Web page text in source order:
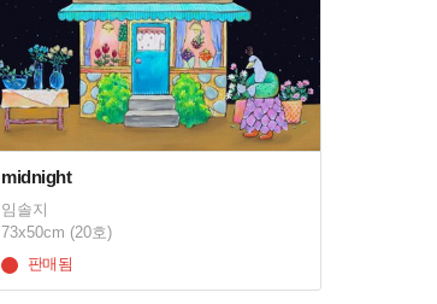
midnight
임솔지
73x50cm (20호)
판매됨